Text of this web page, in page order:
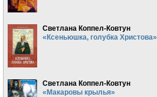
Светлана Коппел-Ковтун
«Ксеньюшка, голубка Христова»
Светлана Коппел-Ковтун
«Макаровы крылья»